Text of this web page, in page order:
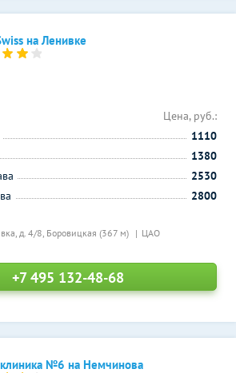
на Ленивке
д. 4/8, Боровицкая (367 м) ЦАО
Цена, руб.:
1110
1380
2530
2800
+7 495 132-48-68
№6 на Немчинова